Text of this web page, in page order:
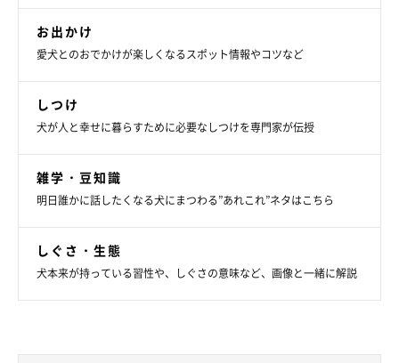
お出かけ
愛犬とのおでかけが楽しくなるスポット情報やコツなど
しつけ
犬が人と幸せに暮らすために必要なしつけを専門家が伝授
雑学・豆知識
明日誰かに話したくなる犬にまつわる”あれこれ”ネタはこちら
しぐさ・生態
犬本来が持っている習性や、しぐさの意味など、画像と一緒に解説